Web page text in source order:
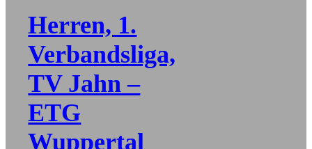
Herren, 1.
Verbandsliga,
TV Jahn –
ETG
Wuppertal